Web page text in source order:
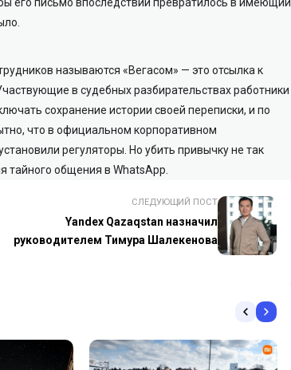
называются «Вегасом» — это отсылка к
в судебных разбирательствах работники
сохранение истории своей переписки, и по
что в официальном корпоративном
регуляторы. Но убить привычку не так
тайного общения в WhatsApp.
СЛЕДУЮЩИЙ ПОСТ
Yandex Qazaqstan назначил
руководителем Тимура Шалекенова